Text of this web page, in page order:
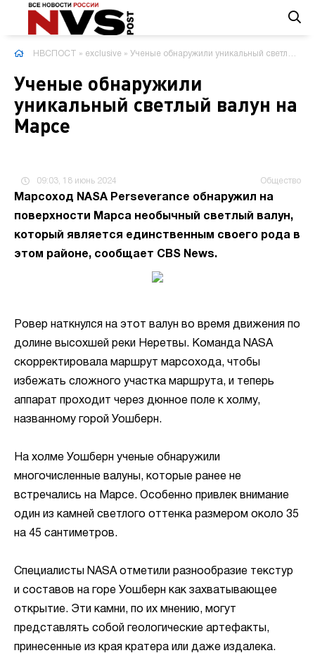
НВСПОСТ » exclusive » Ученые обнаружили уникальный светлый валун на Марсе
Ученые обнаружили
уникальный светлый валун на
Марсе
09:03, 18 июнь 2024 Общество
Марсоход NASA Perseverance обнаружил на
поверхности Марса необычный светлый валун,
который является единственным своего рода в
этом районе, сообщает CBS News.
Ровер наткнулся на этот валун во время движения по
долине высохшей реки Неретвы. Команда NASA
скорректировала маршрут марсохода, чтобы
избежать сложного участка маршрута, и теперь
аппарат проходит через дюнное поле к холму,
названному горой Уошберн.
На холме Уошберн ученые обнаружили
многочисленные валуны, которые ранее не
встречались на Марсе. Особенно привлек внимание
один из камней светлого оттенка размером около 35
на 45 сантиметров.
Специалисты NASA отметили разнообразие текстур
и составов на горе Уошберн как захватывающее
открытие. Эти камни, по их мнению, могут
представлять собой геологические артефакты,
принесенные из края кратера или даже издалека.